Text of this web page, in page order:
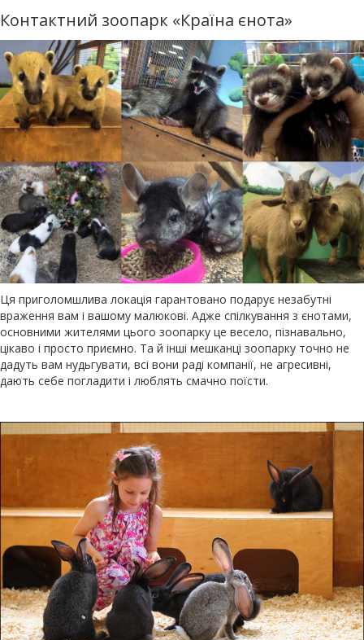
Контактний зоопарк «Країна єнота»
Ця приголомшлива локація гарантовано подарує незабутні
враження вам і вашому малюкові. Адже спілкування з єнотами,
основними жителями цього зоопарку це весело, пізнавально,
цікаво і просто приємно. Та й інші мешканці зоопарку точно не
дадуть вам нудьгувати, всі вони раді компанії, не агресивні,
дають себе погладити і люблять смачно поїсти.